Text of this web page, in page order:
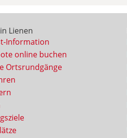
Lienen
Information
online buchen
Ortsrundgänge